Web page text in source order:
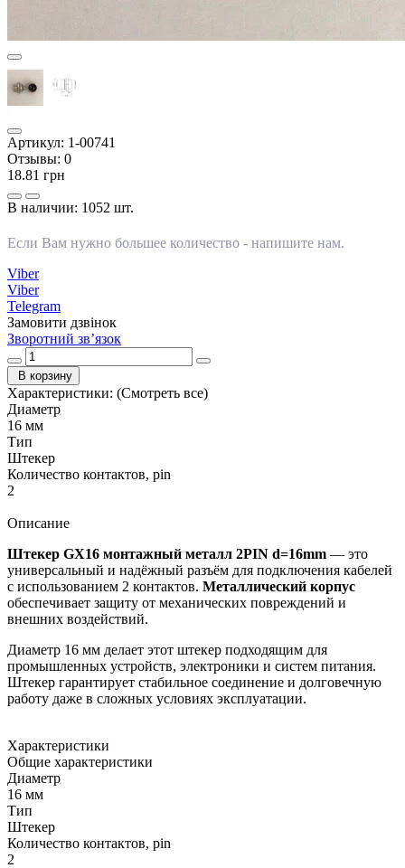
Артикул: 1-00741
Отзывы: 0
18.81 грн
В наличии: 1052 шт.
Если Вам нужно большее количество - напишите нам.
Viber
Viber
Telegram
Замовити дзвінок
Зворотний зв’язок
В корзину
Характеристики: (Смотреть все)
Диаметр
16 мм
Тип
Штекер
Количество контактов, pin
2
Описание
Штекер GX16 монтажный металл 2PIN d=16mm — это
универсальный и надёжный разъём для подключения кабелей
с использованием 2 контактов. Металлический корпус
обеспечивает защиту от механических повреждений и
внешних воздействий.
Диаметр 16 мм делает этот штекер подходящим для
промышленных устройств, электроники и систем питания.
Штекер гарантирует стабильное соединение и долговечную
работу даже в сложных условиях эксплуатации.
Характеристики
Общие характеристики
Диаметр
16 мм
Тип
Штекер
Количество контактов, pin
2